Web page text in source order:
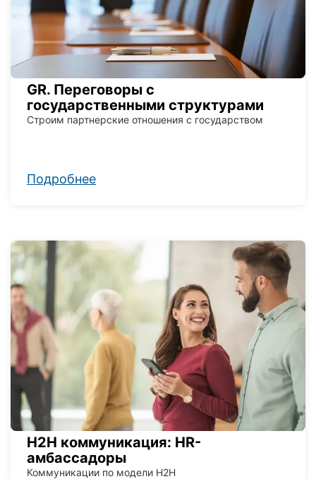
GR. Переговоры с
государственными структурами
Строим партнерские отношения с государством
Подробнее
H2H коммуникация: HR-
амбассадоры
Коммуникации по модели H2H